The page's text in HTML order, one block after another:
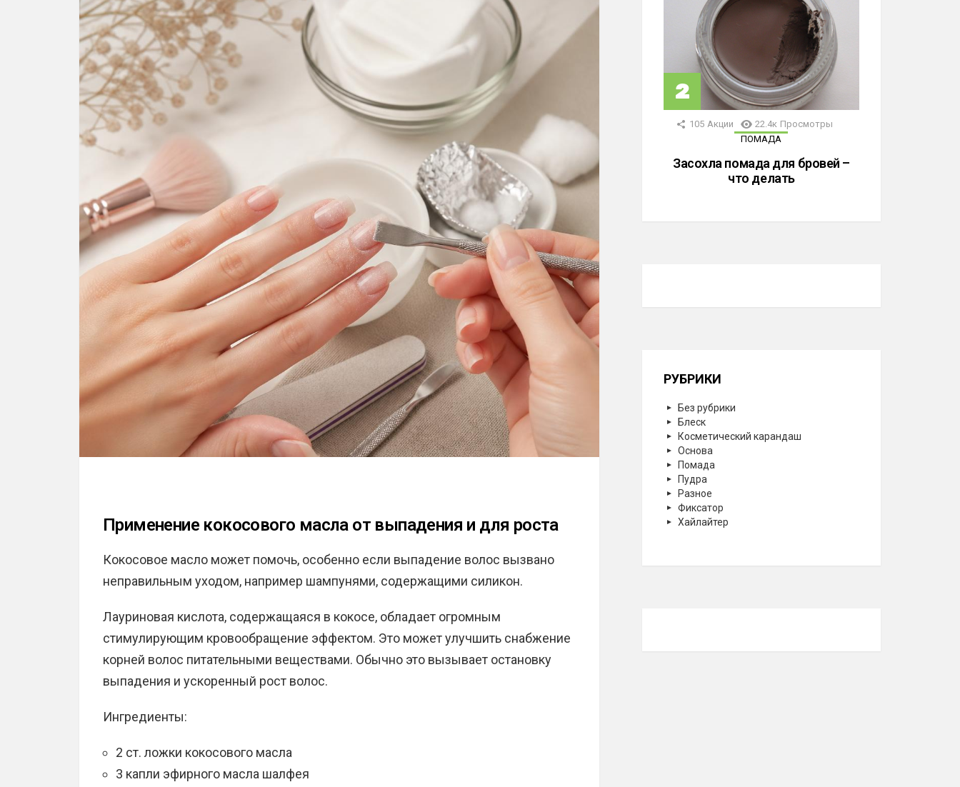
Применение кокосового масла от выпадения и для роста
Кокосовое масло может помочь, особенно если выпадение волос вызвано
неправильным уходом, например шампунями, содержащими силикон.
Лауриновая кислота, содержащаяся в кокосе, обладает огромным
стимулирующим кровообращение эффектом. Это может улучшить снабжение
корней волос питательными веществами. Обычно это вызывает остановку
выпадения и ускоренный рост волос.
Ингредиенты:
2 ст. ложки кокосового масла
3 капли эфирного масла шалфея
105 Акции 22.4к Просмотры
ПОМАДА
Засохла помада для бровей –
что делать
РУБРИКИ
Без рубрики
Блеск
Косметический карандаш
Основа
Помада
Пудра
Разное
Фиксатор
Хайлайтер